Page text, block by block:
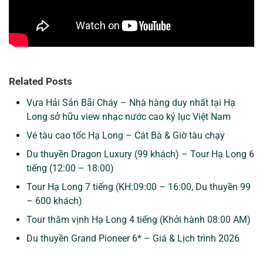
Related Posts
Vựa Hải Sản Bãi Cháy – Nhà hàng duy nhất tại Hạ
Long sở hữu view nhạc nước cao kỷ lục Việt Nam
Vé tàu cao tốc Hạ Long – Cát Bà & Giờ tàu chạy
Du thuyền Dragon Luxury (99 khách) – Tour Hạ Long 6
tiếng (12:00 – 18:00)
Tour Hạ Long 7 tiếng (KH:09:00 – 16:00, Du thuyền 99
– 600 khách)
Tour thăm vịnh Hạ Long 4 tiếng (Khởi hành 08:00 AM)
Du thuyền Grand Pioneer 6* – Giá & Lịch trình 2026